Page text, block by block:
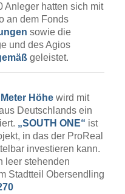
Anleger hatten sich mit
an dem Fonds
sowie die
und des Agios
geleistet.
Höhewird mit
Deutschlands ein
„SOUTH ONE“ ist
in das der ProReal
investieren kann.
leer stehenden
Stadtteil Obersendling